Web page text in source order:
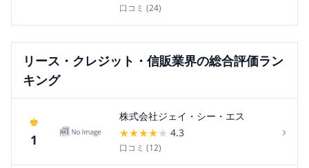
口コミ (24)
リース・クレジット・信販業界の総合評価ラン
キング
♚
1
株式会社ジェイ・シー・エス
★★★★★ 4.3
口コミ (12)
›